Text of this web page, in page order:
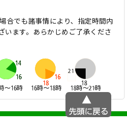
合でも諸事情により、指定時間内
います。あらかじめご了承くださ